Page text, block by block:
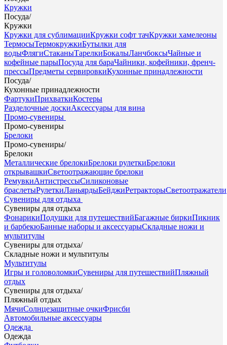
Кружки
Посуда/
Кружки
Кружки для сублимацииКружки софт тачКружки хамелеоны
ТермосыТермокружкиБутылки для
водыФлягиСтаканыТарелкиБокалыЛанчбоксыЧайные и
кофейные парыПосуда для бараЧайники, кофейники, френч-
прессыПредметы сервировкиКухонные принадлежности
Посуда/
Кухонные принадлежности
ФартукиПрихваткиКостеры
Разделочные доскиАксессуары для вина
Промо-сувениры
Промо-сувениры
Брелоки
Промо-сувениры/
Брелоки
Металлические брелокиБрелоки рулеткиБрелоки
открывашкиСветоотражающие брелоки
РемувкиАнтистрессыСиликоновые
браслетыРулеткиЛаньярдыБейджиРетракторыСветоотражатели
Сувениры для отдыха
Сувениры для отдыха
ФонарикиПодушки для путешествийБагажные биркиПикник
и барбекюБанные наборы и аксессуарыСкладные ножи и
мультитулы
Сувениры для отдыха/
Складные ножи и мультитулы
Мультитулы
Игры и головоломкиСувениры для путешествийПляжный
отдых
Сувениры для отдыха/
Пляжный отдых
МячиСолнцезащитные очкиФрисби
Автомобильные аксессуары
Одежда
Одежда